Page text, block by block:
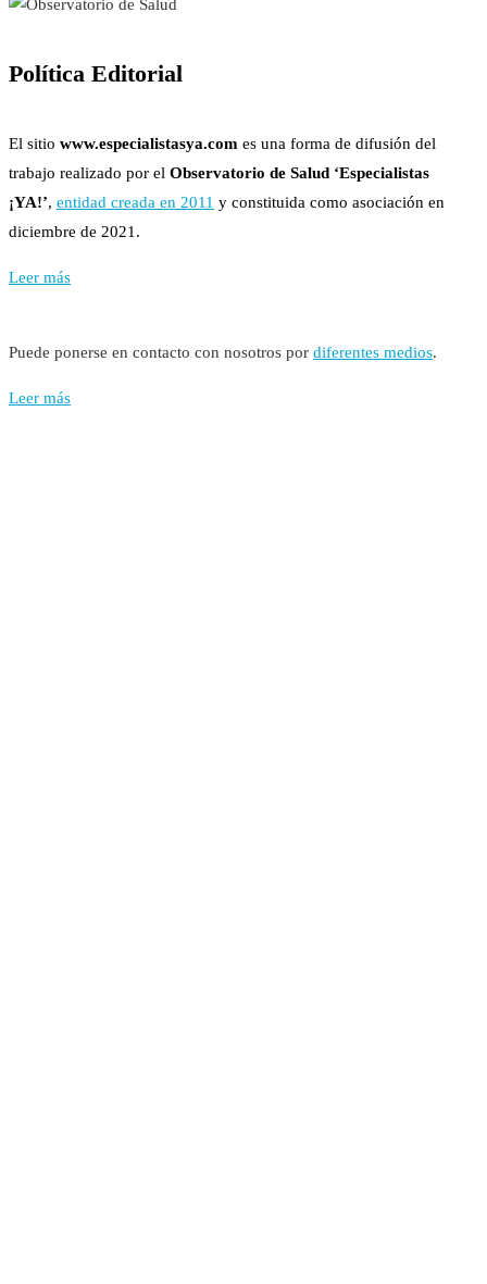
Política Editorial
El sitio www.especialistasya.com es una forma de difusión del
trabajo realizado por el Observatorio de Salud ‘Especialistas
¡YA!’, entidad creada en 2011 y constituida como asociación en
diciembre de 2021.
Leer más
Puede ponerse en contacto con nosotros por diferentes medios.
Leer más